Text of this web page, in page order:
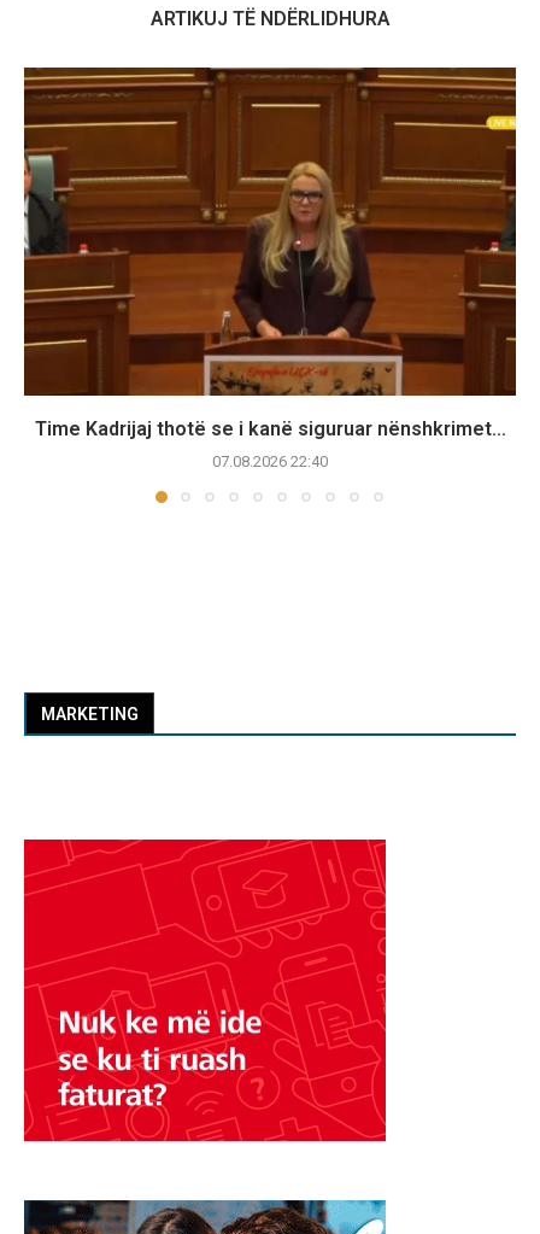
ARTIKUJ TË NDËRLIDHURA
Time Kadrijaj thotë se i kanë siguruar nënshkrimet...
07.08.2026 22:40
MARKETING